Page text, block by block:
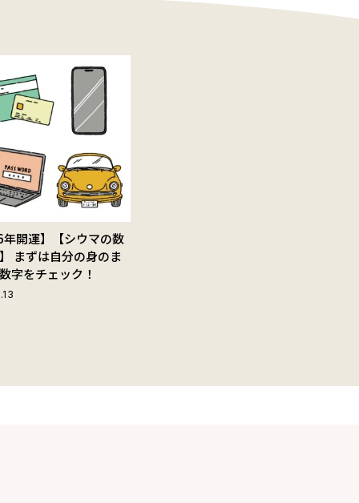
年開運】【シウマの数
まずは自分の身のま
字をチェック！